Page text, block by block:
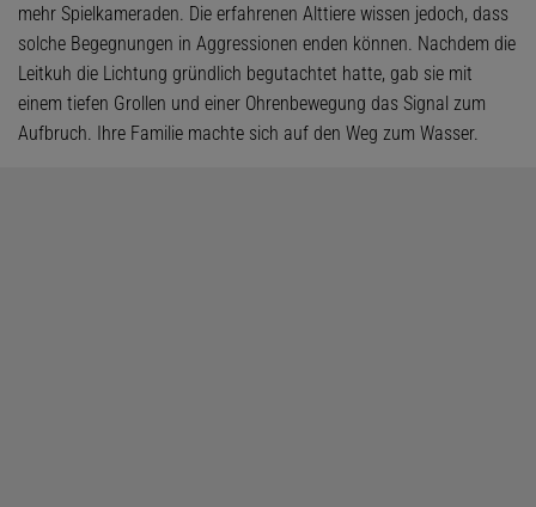
mehr Spielkameraden. Die erfahrenen Alttiere wissen jedoch, dass
solche Begegnungen in Aggressionen enden können. Nachdem die
Leitkuh die Lichtung gründlich begutachtet hatte, gab sie mit
einem tiefen Grollen und einer Ohrenbewegung das Signal zum
Aufbruch. Ihre Familie machte sich auf den Weg zum Wasser.